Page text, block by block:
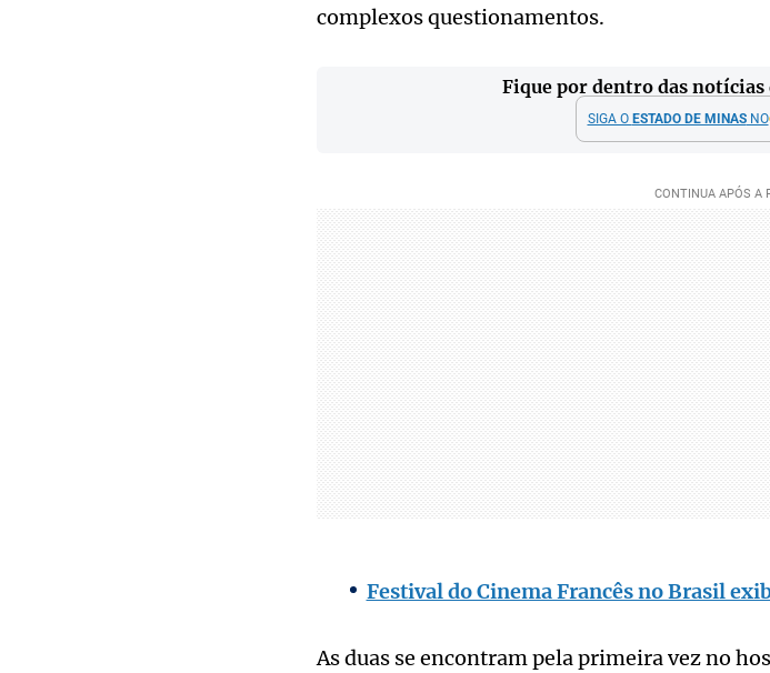
complexos questionamentos.
Fique por dentro das
SIGA O ESTADO DE MINASNO
Festival do Cinema Francês no Brasil
As duas se encontram pela primeira vez no